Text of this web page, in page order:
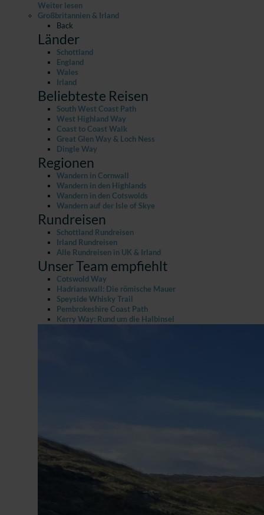
Weiter lesen
Großbritannien & Irland
Back
Länder
Schottland
England
Wales
Irland
Beliebteste Reisen
South West Coast Path
West Highland Way
Coast to Coast Walk
Great Glen Way & Loch Ness
Dingle Way
Regionen
Wandern in Cornwall
Wandern in den Highlands
Wandern in den Cotswolds
Wandern auf der Isle of Skye
Rundreisen
Schottland Rundreisen
Irland Rundreisen
Alle Rundreisen in UK & Irland
Unser Team empfiehlt
Cotswold Way
Hadrianswall: Die römische Mauer
Speyside Whisky Trail
Pembrokeshire Coast Path
Kerry Way: Rund um die Halbinsel